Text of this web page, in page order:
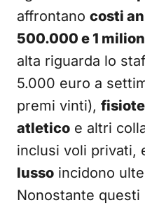
affrontano costi
500.000 e 1
alta riguarda lo
5.000 euro a
premi vinti),
atletico e altri
inclusi voli privati,
lusso incidono
Nonostante